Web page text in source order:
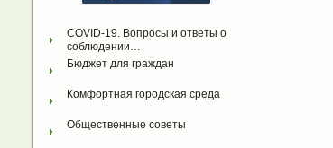
COVID-19. Вопросы и ответы о
соблюдении…
Бюджет для граждан
Комфортная городская среда
Общественные советы